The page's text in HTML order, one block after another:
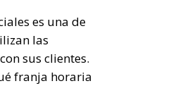
es una de
las
sus clientes.
franja horaria